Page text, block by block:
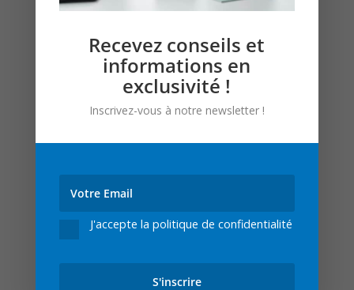
Recevez conseils et
informations en
exclusivité !
Inscrivez-vous à notre newsletter !
J'accepte la politique de confidentialité